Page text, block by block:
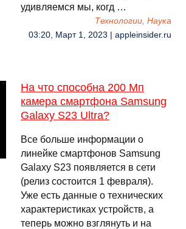
удивляемся мы, когд …
Технологии, Наука
03:20, Март 1, 2023 | appleinsider.ru
На что способна 200 Мп
камера смартфона Samsung
Galaxy S23 Ultra?
Все больше информации о
линейке смартфонов Samsung
Galaxy S23 появляется в сети
(релиз состоится 1 февраля).
Уже есть данные о технических
характеристиках устройств, а
теперь можно взглянуть и на